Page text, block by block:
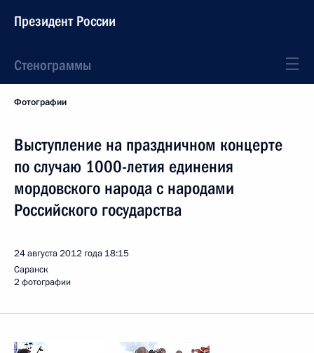
Президент России
Стенограммы
Фотографии
Выступление на праздничном концерте
по случаю 1000-летия единения
мордовского народа с народами
Российского государства
24 августа 2012 года 18:15
Саранск
2 фотографии